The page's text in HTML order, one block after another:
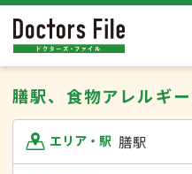
膳駅、食物アレルギー
エリア・駅 膳駅